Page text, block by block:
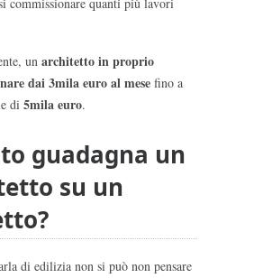
un architetto in proprio
dai 3mila euro al mese fino a
di 5mila euro.
guadagna un
su un
di edilizia non si può non pensare